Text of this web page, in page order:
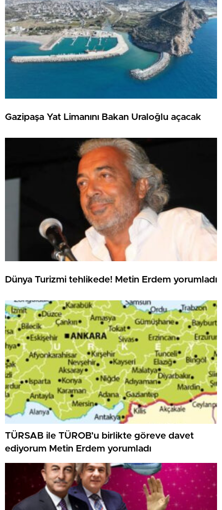
Gazipaşa Yat Limanını Bakan Uraloğlu açacak
Dünya Turizmi tehlikede! Metin Erdem yorumladı
TÜRSAB ile TÜROB’u birlikte göreve davet
ediyorum Metin Erdem yorumladı